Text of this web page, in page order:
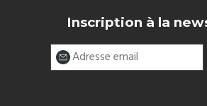
Inscription à la